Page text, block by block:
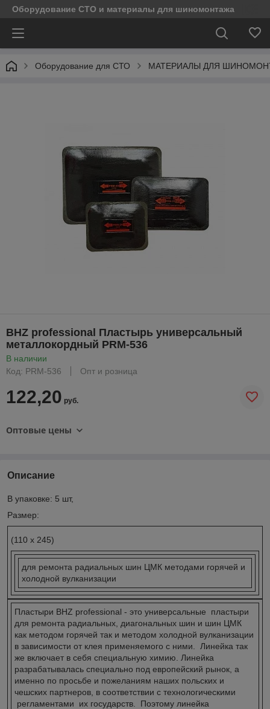
Оборудование СТО и материалы для шиномонтажа
Оборудование для СТО МАТЕРИАЛЫ ДЛЯ
BHZ professional Пластырь универсальный
металлокордный PRM-536
В наличии
Код: PRM-536
Опт и розница
122,20 руб.
Оптовые цены
Описание
В упаковке: 5 шт,
Размер:
(110 х 245)
для ремонта радиальных шин ЦМК методами горячей и
холодной вулканизации
Пластыри BHZ professional - это универсальные пластыри
для ремонта радиальных, диагональных шин и шин ЦМК
как методом горячей так и методом холодной вулканизации
в зависимости от клея применяемого с ними. Линейка так
же включает в себя специальную химию. Линейка
разрабатывалась специально под европейский рынок, а
именно по просьбе и пожеланиям наших польских и
чешских партнеров, в соответствии с технологическими
регламентами их государств. Поэтому линейка